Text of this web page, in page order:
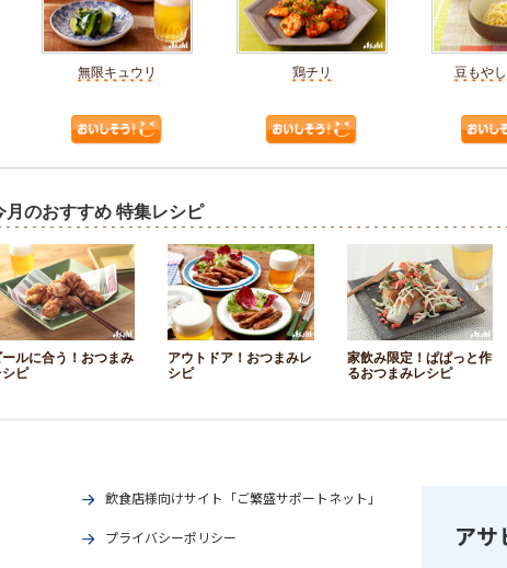
無限キュウリ 鶏チリ 豆もや
月のおすすめ 特集レシピ
ールに合う！おつまみ
シピ
アウトドア！おつまみレ
シピ
家飲み限定！ぱぱっと作
るおつまみレシピ
飲食店様向けサイト「ご繁盛サポートネット」
プライバシーポリシー アサ